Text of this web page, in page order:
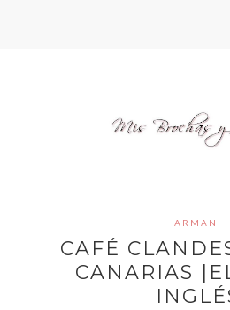
ARMANI
CAFÉ
CANARIAS